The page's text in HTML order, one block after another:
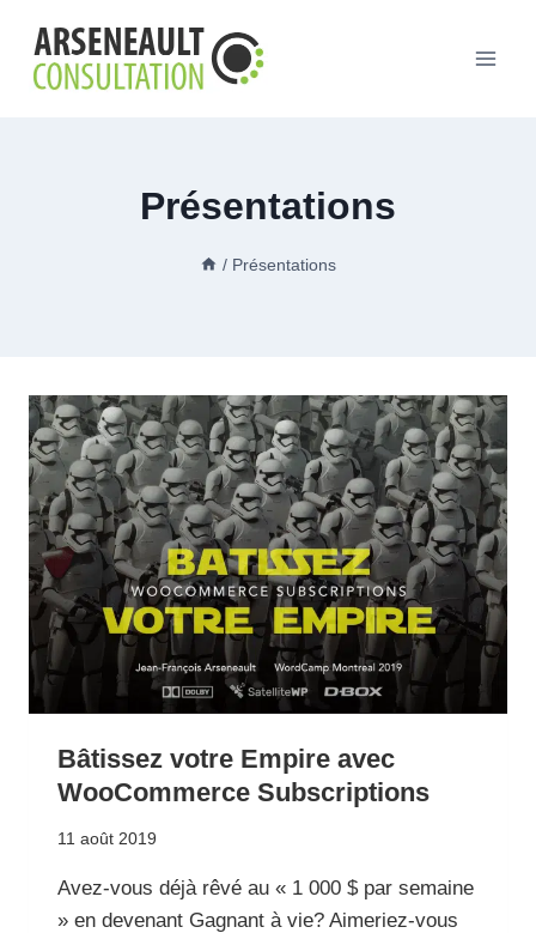
contenu
Présentations
/ Présentations
Bâtissez votre Empire avec
WooCommerce Subscriptions
11 août 2019
Avez-vous déjà rêvé au « 1 000 $ par semaine
» en devenant Gagnant à vie? Aimeriez-vous